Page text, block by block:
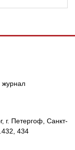
журнал
г. Петергоф, Санкт-
434